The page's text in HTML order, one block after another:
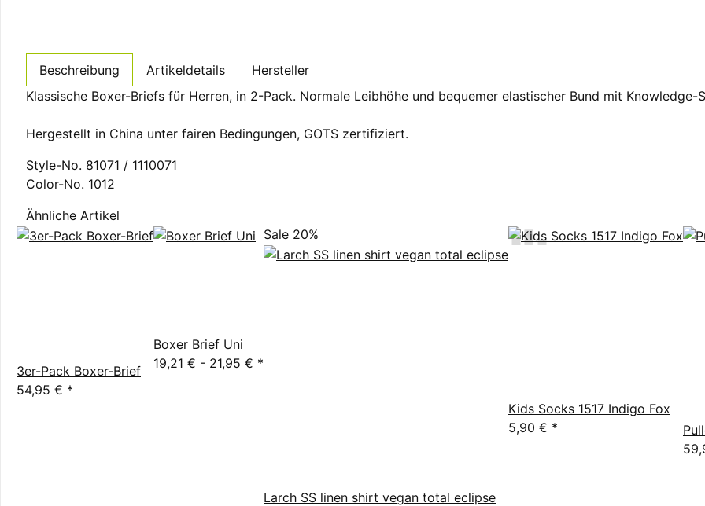
Beschreibung Artikeldetails
Hersteller
Klassische Boxer-Briefs für Herren, in 2-Pack. Normale Leibhöhe und bequemer elastischer Bund mit Knowledge-
Hergestellt in China unter fairen Bedingungen, GOTS zertifiziert.
Style-No. 81071 / 1110071
Color-No. 1012
Ähnliche Artikel
3er-Pack Boxer-Brief
54,95 € *
Boxer Brief Uni
19,21 € - 21,95 € *
Sale 20%
Larch SS linen shirt vegan total eclipse
Kids Socks 1517 Indigo Fox
5,90 € *